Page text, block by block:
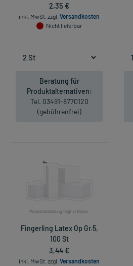
2,35 €
inkl. MwSt. zzgl. Versandkosten
Nicht lieferbar
Beratung für
Produktalternativen:
Tel. 03491-8770120
(gebührenfrei)
Fingerling Latex Op Gr.5,
100 St
3,44 €
inkl. MwSt. zzgl. Versandkosten